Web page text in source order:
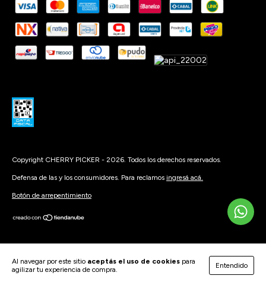
Al navegar por este sitio aceptás el uso de cookies para
agilizar tu experiencia de compra.
Entendido
Copyright CHERRY PICKER - 2026. Todos los derechos reservados.
Defensa de las y los consumidores. Para reclamos ingresá acá.
Botón de arrepentimiento